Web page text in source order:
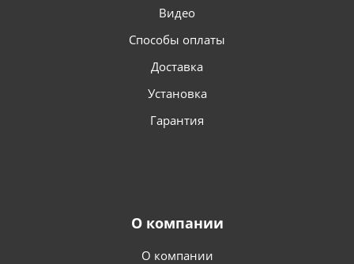
Видео
Способы оплаты
Доставка
Установка
Гарантия
О компании
О компании